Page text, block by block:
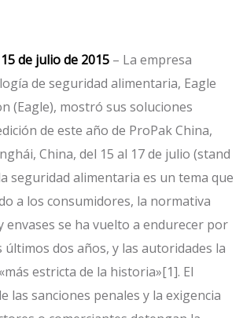
de julio de 2015 – La empresa
de seguridad alimentaria, Eagle
(Eagle), mostró sus soluciones
de este año de ProPak China,
China, del 15 al 17 de julio (stand
seguridad alimentaria es un tema que
a los consumidores, la normativa
envases se ha vuelto a endurecer por
últimos dos años, y las autoridades la
estricta de la historia»[1]. El
las sanciones penales y la exigencia